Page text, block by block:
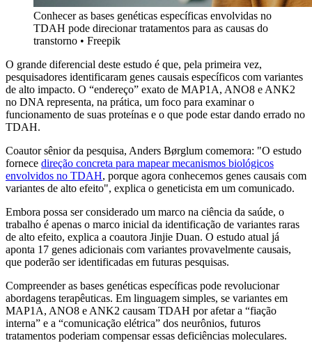
Conhecer as bases genéticas específicas envolvidas no
TDAH pode direcionar tratamentos para as causas do
transtorno • Freepik
O grande diferencial deste estudo é que, pela primeira vez,
pesquisadores identificaram genes causais específicos com variantes
de alto impacto. O “endereço” exato de MAP1A, ANO8 e ANK2
no DNA representa, na prática, um foco para examinar o
funcionamento de suas proteínas e o que pode estar dando errado no
TDAH.
Coautor sênior da pesquisa, Anders Børglum comemora: "O estudo
fornece direção concreta para mapear mecanismos biológicos
envolvidos no TDAH, porque agora conhecemos genes causais com
variantes de alto efeito", explica o geneticista em um comunicado.
Embora possa ser considerado um marco na ciência da saúde, o
trabalho é apenas o marco inicial da identificação de variantes raras
de alto efeito, explica a coautora Jinjie Duan. O estudo atual já
aponta 17 genes adicionais com variantes provavelmente causais,
que poderão ser identificadas em futuras pesquisas.
Compreender as bases genéticas específicas pode revolucionar
abordagens terapêuticas. Em linguagem simples, se variantes em
MAP1A, ANO8 e ANK2 causam TDAH por afetar a “fiação
interna” e a “comunicação elétrica” dos neurônios, futuros
tratamentos poderiam compensar essas deficiências moleculares.